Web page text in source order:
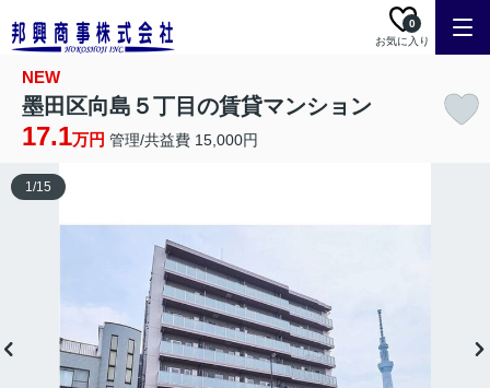
お気に入り
0
NEW
墨田区向島５丁目の賃貸マンション
17.1万円 管理/共益費 15,000円
1/15